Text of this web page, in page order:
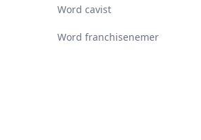
Word cavist
Word franchisenemer